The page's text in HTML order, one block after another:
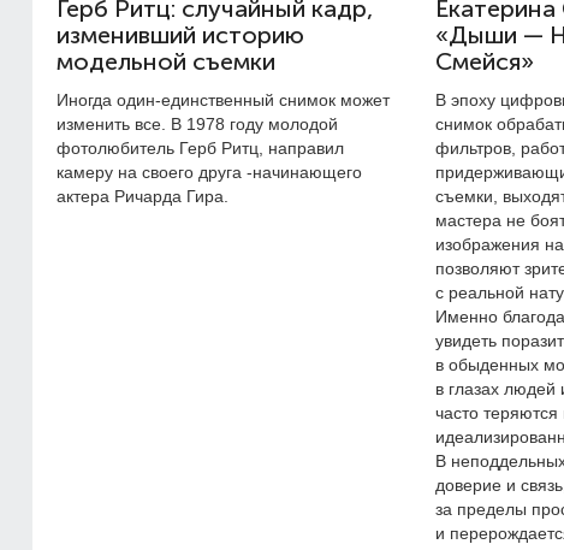
Герб Ритц: случайный кадр,
изменивший историю
модельной съемки
Иногда один-единственный снимок может
изменить все. В 1978 году молодой
фотолюбитель Герб Ритц, направил
камеру на своего друга -начинающего
актера Ричарда Гира.
«Дыши —
Смейся»
В эпоху
снимок
фильтров,
съемки,
мастера не
изображения
позволяют
с реальной
Именно
увидеть
в обыденных
в глазах
часто теряются
В
доверие и
за пределы
и